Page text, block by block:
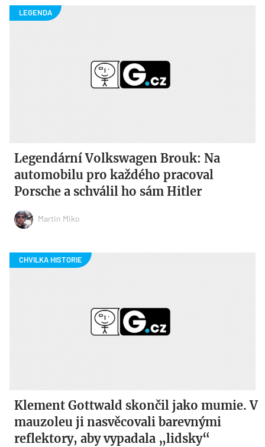
Legendární Volkswagen Brouk: Na
automobilu pro každého pracoval
Porsche a schválil ho sám Hitler
Martin Miko
Klement Gottwald skončil jako mumie. V
mauzoleu ji nasvěcovali barevnými
reflektory, aby vypadala „lidsky“